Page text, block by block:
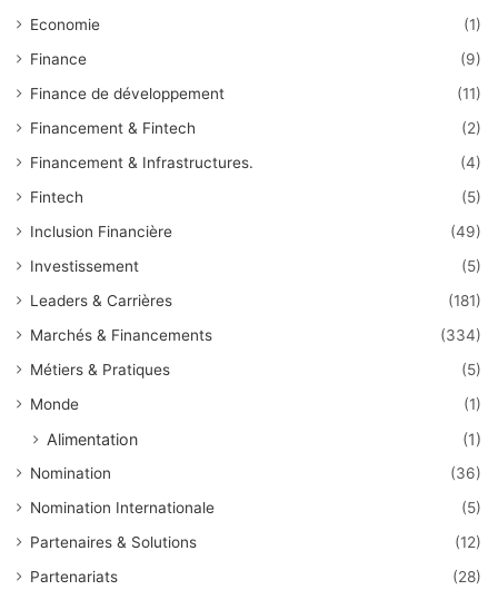
Economie
(1)
Finance
(9)
Finance de développement
(11)
Financement & Fintech
(2)
Financement & Infrastructures.
(4)
Fintech
(5)
Inclusion Financière
(49)
Investissement
(5)
Leaders & Carrières
(181)
Marchés & Financements
(334)
Métiers & Pratiques
(5)
Monde
(1)
Alimentation (1)
Nomination
(36)
Nomination Internationale
(5)
Partenaires & Solutions
(12)
Partenariats
(28)